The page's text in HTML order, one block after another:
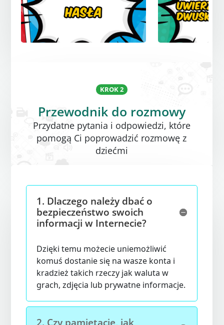
KROK 2
Przewodnik do rozmowy
Przydatne pytania i odpowiedzi, które
pomogą Ci poprowadzić rozmowę z
dziećmi
1. Dlaczego należy dbać o
bezpieczeństwo swoich
informacji w Internecie?
Dzięki temu możecie uniemożliwić
komuś dostanie się na wasze konta i
kradzież takich rzeczy jak waluta w
grach, zdjęcia lub prywatne informacje.